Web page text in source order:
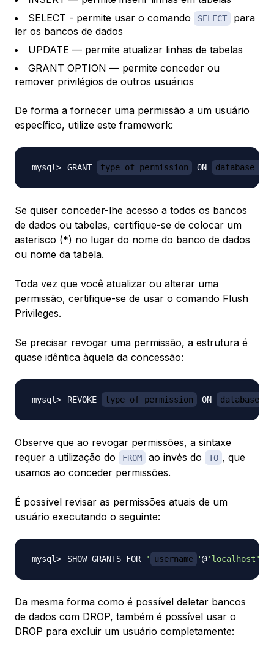
SELECT - permite usar o comando
SELECT
para
ler os bancos de dados
UPDATE — permite atualizar linhas de tabelas
GRANT OPTION — permite conceder ou
remover privilégios de outros usuários
De forma a fornecer uma permissão a um usuário
específico, utilize este framework:
GRANT type_of_permission ON
Se quiser conceder-lhe acesso a todos os bancos
de dados ou tabelas, certifique-se de colocar um
asterisco (*) no lugar do nome do banco de dados
ou nome da tabela.
Toda vez que você atualizar ou alterar uma
permissão, certifique-se de usar o comando Flush
Privileges.
Se precisar revogar uma permissão, a estrutura é
quase idêntica àquela da concessão:
REVOKE type_of_permission ON
Observe que ao revogar permissões, a sintaxe
requer a utilização do
FROM ao invés do TO , que
usamos ao conceder permissões.
É possível revisar as permissões atuais de um
usuário executando o seguinte:
SHOW GRANTS FOR ' username '@'localhost'
Da mesma forma como é possível deletar bancos
de dados com DROP, também é possível usar o
DROP para excluir um usuário completamente: